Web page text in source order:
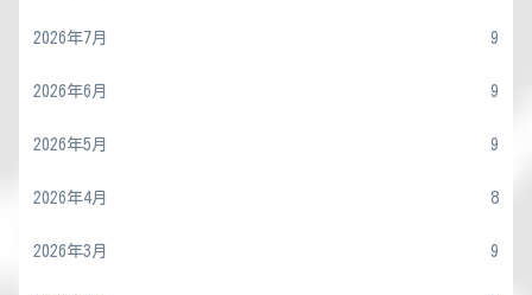
2026年7月 9
2026年6月 9
2026年5月 9
2026年4月 8
2026年3月 9